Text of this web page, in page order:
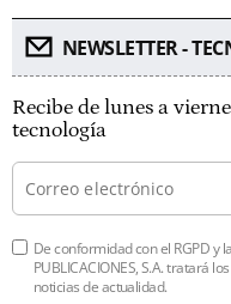
NEWSLETTER -
Recibe de lunes a
tecnología
De conformidad con el RGPD y
PUBLICACIONES, S.A. tratará
noticias de actualidad.